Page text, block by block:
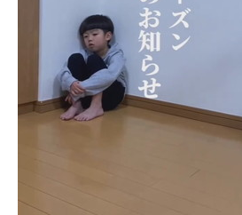
経営リーダーのコミュニティ
マーケ×ITの今がよく分かる
ITエンジニア向け専門サイト
企業向けIT製品の総合サイト